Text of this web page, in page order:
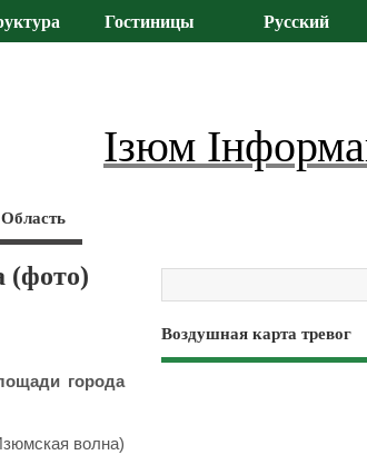
Гостиницы Русский
Ізюм
Область
(фото)
города
волна)
Воздушная карта тревог